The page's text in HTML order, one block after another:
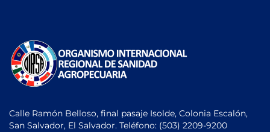
Calle Ramón Belloso, final pasaje Isolde, Colonia Escalón,
San Salvador, El Salvador. Teléfono: (503) 2209-9200